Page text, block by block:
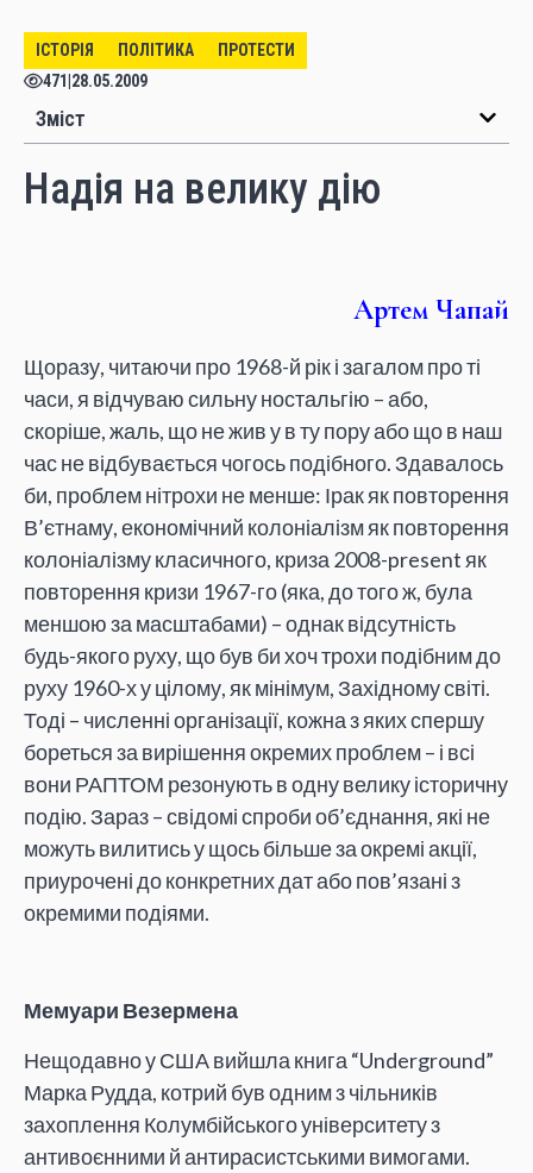
ІСТОРІЯ ПОЛІТИКА
ПРОТЕСТИ
471|28.05.2009
Зміст
Надія на велику дію
Артем Чапай
Щоразу, читаючи про 1968-й рік і загалом про ті
часи, я відчуваю сильну ностальгію – або,
скоріше, жаль, що не жив у в ту пору або що в наш
час не відбувається чогось подібного. Здавалось
би, проблем нітрохи не менше: Ірак як повторення
В’єтнаму, економічний колоніалізм як повторення
колоніалізму класичного, криза 2008-present як
повторення кризи 1967-го (яка, до того ж, була
меншою за масштабами) – однак відсутність
будь-якого руху, що був би хоч трохи подібним до
руху 1960-х у цілому, як мінімум, Західному світі.
Тоді – численні організації, кожна з яких спершу
бореться за вирішення окремих проблем – і всі
вони РАПТОМ резонують в одну велику історичну
подію. Зараз – свідомі спроби об’єднання, які не
можуть вилитись у щось більше за окремі акції,
приурочені до конкретних дат або пов’язані з
окремими подіями.
Мемуари Везермена
Нещодавно у США вийшла книга “Underground”
Марка Рудда, котрий був одним з чільників
захоплення Колумбійського університету з
антивоєнними й антирасистськими вимогами.